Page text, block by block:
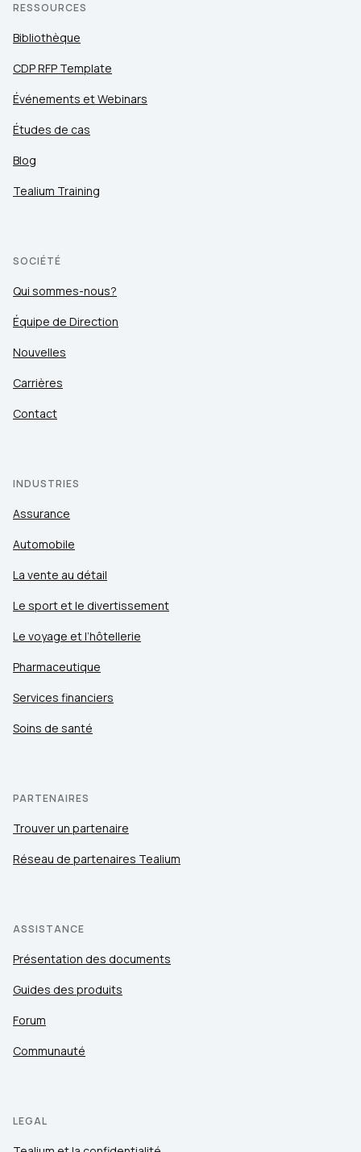
RESSOURCES
Bibliothèque
CDP RFP Template
Événements et Webinars
Études de cas
Blog
Tealium Training
SOCIÉTÉ
Qui sommes-nous?
Équipe de Direction
Nouvelles
Carrières
Contact
INDUSTRIES
Assurance
Automobile
La vente au détail
Le sport et le divertissement
Le voyage et l’hôtellerie
Pharmaceutique
Services financiers
Soins de santé
PARTENAIRES
Trouver un partenaire
Réseau de partenaires Tealium
ASSISTANCE
Présentation des documents
Guides des produits
Forum
Communauté
LEGAL